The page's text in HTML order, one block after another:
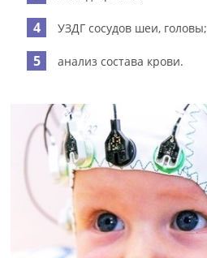
УЗДГ сосудов шеи, головы;
анализ состава крови.